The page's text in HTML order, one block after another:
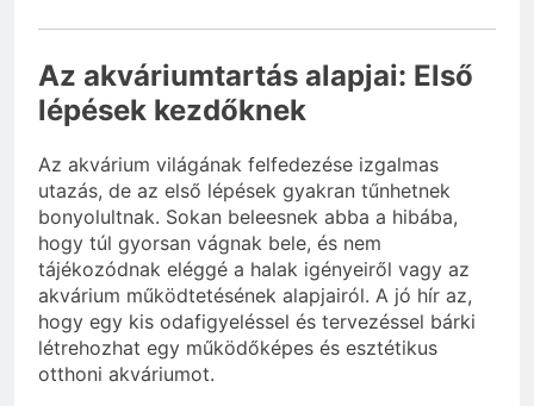
Az akváriumtartás alapjai: Első
lépések kezdőknek
Az akvárium világának felfedezése izgalmas
utazás, de az első lépések gyakran tűnhetnek
bonyolultnak. Sokan beleesnek abba a hibába,
hogy túl gyorsan vágnak bele, és nem
tájékozódnak eléggé a halak igényeiről vagy az
akvárium működtetésének alapjairól. A jó hír az,
hogy egy kis odafigyeléssel és tervezéssel bárki
létrehozhat egy működőképes és esztétikus
otthoni akváriumot.